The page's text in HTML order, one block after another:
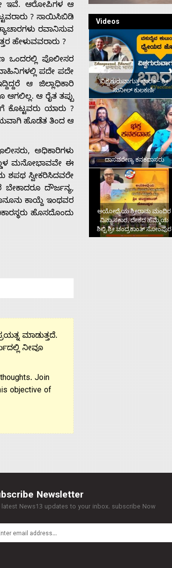
ಇವೆ. ಆರೋಪಿಗಳ ಆ
? ಸಾಯಿಸಿಬಿಡಿ
ರವಾನಿಸುವ
ಹೇಳುವವರಾರು ?
ಒಂದರಲ್ಲಿ ಪೊಲೀಸರ
ಪದೇ ಪದೇ
ಆ ಜಿಲ್ಲಾಧಿಕಾರಿ
ಆ ರೈತ ತಪ್ಪು
ಕೊಟ್ಟವರು ಯಾರು ?
ಹೊಡೆತ ತಿಂದ ಆ
ಅಧಿಕಾರಿಗಳು
ಮನೋಭಾವವೇ ಈ
ಶಪಥ ಸ್ವೀಕರಿಸಿದವರೇ
ಬೇಕಾದರೂ ದೌರ್ಜನ್ಯ,
ಕಾಯ್ದೆ ಇಂಥವರ
ಹೊಸದೊಂದು
ಮಾಡುತ್ತದೆ.
ನೀವೂ
Join
objective of
Videos
ವಿಶ್ವಗುರುವಾಗುತ್ತ ಭಾರತ – ಶ್ರೀ
ಸುನೀಲ್‌ ಕುಲಕರ್ಣಿ
ದಾಸವರೇಣ್ಯ ಕನಕದಾಸರು
ಅಯೋಧ್ಯೆಯ ಶ್ರೀರಾಮ ಮಂದಿರ
ವಿನ್ಯಾಸಕಾರ, ದೇಶದ ಹೆಮ್ಮೆಯ
ಶಿಲ್ಪಿ ಶ್ರೀ ಚಂದ್ರಕಾಂತ್‌ ಸೋಂಪುರ
Newsletter
latest News13 updates to your inbox. subscribe Now